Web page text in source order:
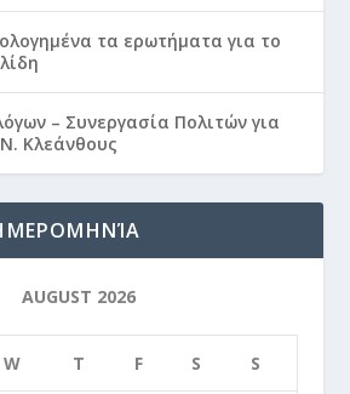
τα ερωτήματα για το
– Συνεργασία Πολιτών για
Κλεάνθους
AUGUST 2026
W T F S S